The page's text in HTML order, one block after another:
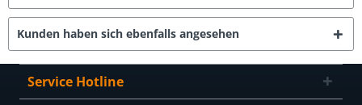
Kunden haben sich ebenfalls angesehen
Service Hotline